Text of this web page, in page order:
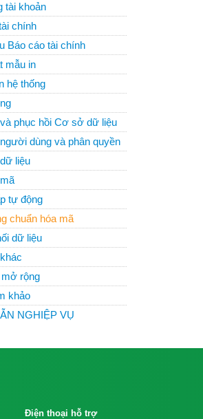
tài khoản
chính
Báo cáo tài chính
mẫu in
hệ thống
phục hồi Cơ sở dữ liệu
dùng và phân quyền
liệu
tự động
chuẩn hóa mã
dữ liệu
rộng
khảo
NGHIỆP VỤ
Điện thoại hỗ trợ